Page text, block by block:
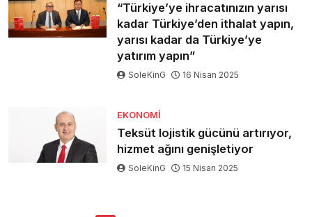
“Türkiye’ye ihracatınızın yarısı
kadar Türkiye’den ithalat yapın,
yarısı kadar da Türkiye’ye
yatırım yapın”
SoleKinG 16 Nisan 2025
EKONOMI
Teksüt lojistik gücünü artırıyor,
hizmet ağını genişletiyor
SoleKinG 15 Nisan 2025